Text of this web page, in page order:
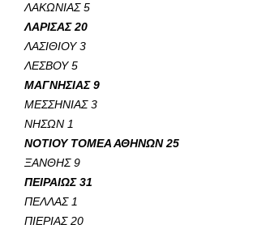
ΛΑΚΩΝΙΑΣ 5
ΛΑΡΙΣΑΣ 20
ΛΑΣΙΘΙΟΥ 3
ΛΕΣΒΟΥ 5
ΜΑΓΝΗΣΙΑΣ 9
ΜΕΣΣΗΝΙΑΣ 3
ΝΗΣΩΝ 1
ΝΟΤΙΟΥ ΤΟΜΕΑ ΑΘΗΝΩΝ 25
ΞΑΝΘΗΣ 9
ΠΕΙΡΑΙΩΣ 31
ΠΕΛΛΑΣ 1
ΠΙΕΡΙΑΣ 20